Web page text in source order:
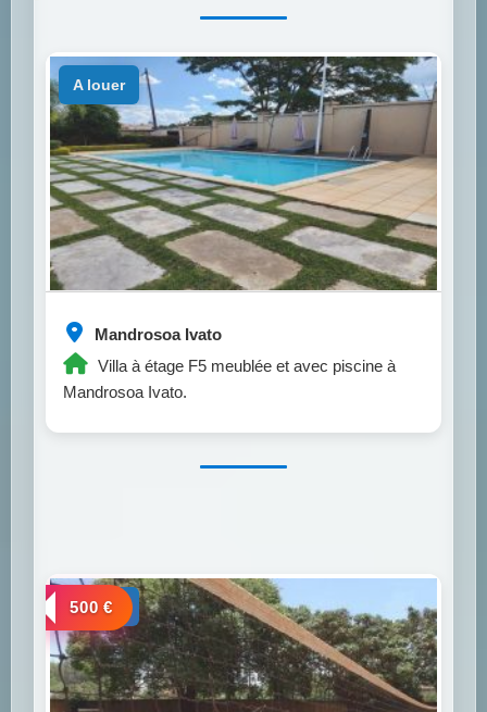
Mandrosoa Ivato
Villa à étage F5 meublée et avec piscine à
Mandrosoa Ivato.
a louer
a louer
500 €